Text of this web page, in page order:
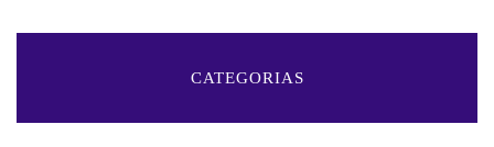
CATEGORIAS